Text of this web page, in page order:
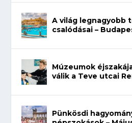
A világ legnagyobb
csalódásai –
Múzeumok
válik a Teve utcai
Pünkösdi